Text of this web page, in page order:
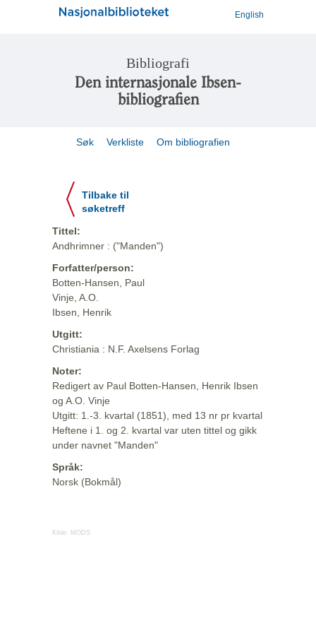
English
Bibliografi
Den internasjonale Ibsen-
bibliografien
Søk Verkliste Om bibliografien
Tilbake til
søketreff
Tittel:
Andhrimner : ("Manden")
Forfatter/person:
Botten-Hansen, Paul
Vinje, A.O.
Ibsen, Henrik
Utgitt:
Christiania : N.F. Axelsens Forlag
Noter:
Redigert av Paul Botten-Hansen, Henrik Ibsen
og A.O. Vinje
Utgitt: 1.-3. kvartal (1851), med 13 nr pr kvartal
Heftene i 1. og 2. kvartal var uten tittel og gikk
under navnet "Manden"
Språk:
Norsk (Bokmål)
Kilde: MODS